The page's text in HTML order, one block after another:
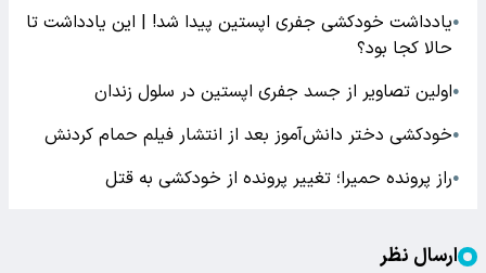
●یادداشت خودکشی جفری اپستین پیدا شد! | این یادداشت تا
حالا کجا بود؟
●اولین تصاویر از جسد جفری اپستین در سلول زندان
●خودکشی دختر دانش‌آموز بعد از انتشار فیلم حمام کردنش
●راز پرونده حمیرا؛ تغییر پرونده از خودکشی به قتل
ارسال نظر